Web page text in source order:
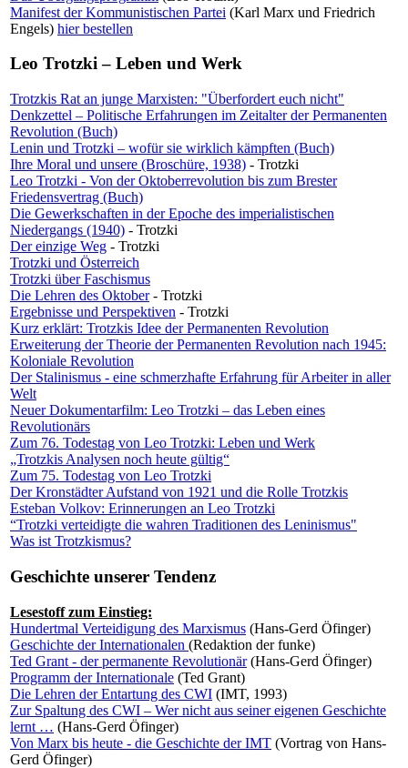
Manifest der Kommunistischen Partei (Karl Marx und Friedrich
Engels) hier bestellen
Leo Trotzki – Leben und Werk
Trotzkis Rat an junge Marxisten: "Überfordert euch nicht"
Denkzettel – Politische Erfahrungen im Zeitalter der Permanenten
Revolution (Buch)
Lenin und Trotzki – wofür sie wirklich kämpften (Buch)
Ihre Moral und unsere (Broschüre, 1938) - Trotzki
Leo Trotzki - Von der Oktoberrevolution bis zum Brester
Friedensvertrag (Buch)
Die Gewerkschaften in der Epoche des imperialistischen
Niedergangs (1940) - Trotzki
Der einzige Weg - Trotzki
Trotzki und Österreich
Trotzki über Faschismus
Die Lehren des Oktober- Trotzki
Ergebnisse und Perspektiven - Trotzki
Kurz erklärt: Trotzkis Idee der Permanenten Revolution
Erweiterung der Theorie der Permanenten Revolution nach 1945:
Koloniale Revolution
Der Stalinismus - eine schmerzhafte Erfahrung für Arbeiter in aller
Welt
Neuer Dokumentarfilm: Leo Trotzki – das Leben eines
Revolutionärs
Zum 76. Todestag von Leo Trotzki: Leben und Werk
„Trotzkis Analysen noch heute gültig“
Zum 75. Todestag von Leo Trotzki
Der Kronstädter Aufstand von 1921 und die Rolle Trotzkis
Esteban Volkov: Erinnerungen an Leo Trotzki
“Trotzki verteidigte die wahren Traditionen des Leninismus"
Was ist Trotzkismus?
Geschichte unserer Tendenz
Lesestoff zum Einstieg:
Hundertmal Verteidigung des Marxismus (Hans-Gerd Öfinger)
Geschichte der Internationalen (Redaktion der funke)
Ted Grant - der permanente Revolutionär(Hans-Gerd Öfinger)
Programm der Internationale (Ted Grant)
Die Lehren der Entartung des CWI (IMT, 1993)
Zur Spaltung des CWI – Wer nicht aus seiner eigenen Geschichte
lernt … (Hans-Gerd Öfinger)
Von Marx bis heute - die Geschichte der IMT (Vortrag von Hans-
Gerd Öfinger)